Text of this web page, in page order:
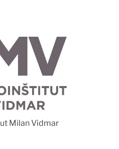
Milan Vidmar